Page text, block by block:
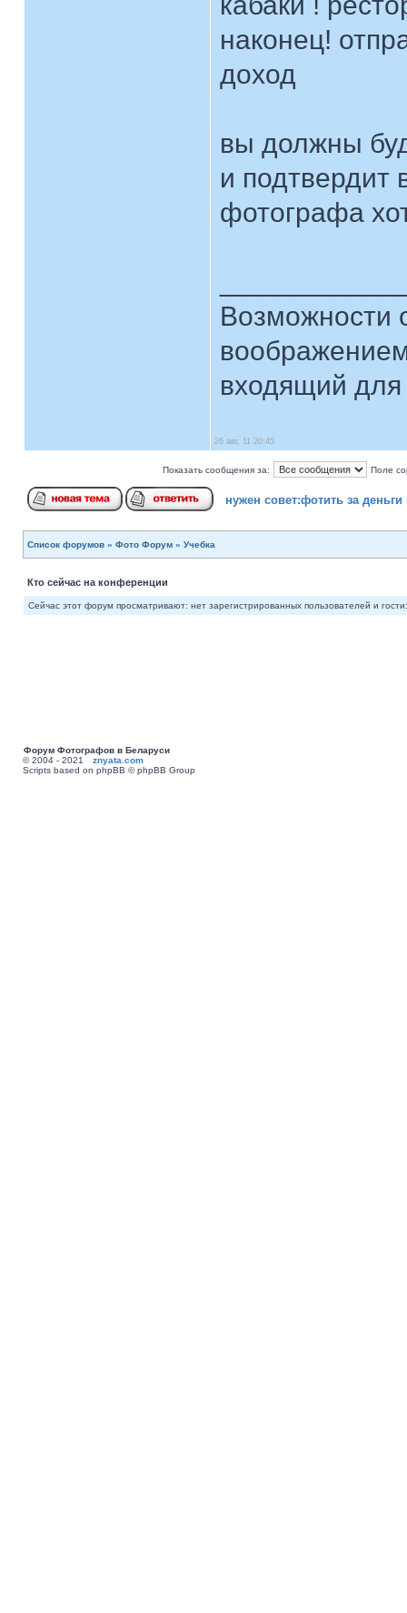
наконец!
доход
вы должны
и
фотографа
Возможности
входящий
26 авг, 11 20:45
Показать сообщения за: Поле
нужен совет:фотить за деньги
Список форумов » Фото Форум » Учебка
Кто сейчас на конференции
Сейчас этот форум просматривают: нет зарегистрированных пользователей и
Форум Фотографов в Беларуси
© 2004 - 2021 znyata.com
Scripts based on phpBB © phpBB Group